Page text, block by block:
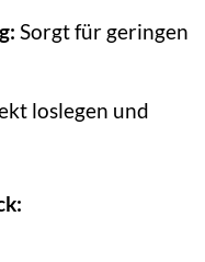
Sorgt für geringen
loslegen und